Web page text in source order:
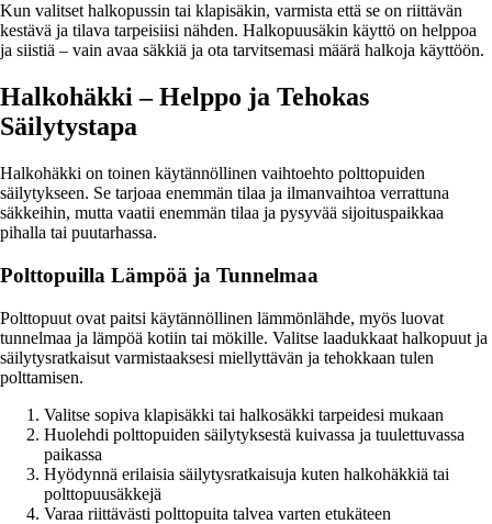
Kun valitset halkopussin tai klapisäkin, varmista että se on riittävän
kestävä ja tilava tarpeisiisi nähden. Halkopuusäkin käyttö on helppoa
ja siistiä – vain avaa säkkiä ja ota tarvitsemasi määrä halkoja käyttöön.
Halkohäkki – Helppo ja Tehokas
Säilytystapa
Halkohäkki on toinen käytännöllinen vaihtoehto polttopuiden
säilytykseen. Se tarjoaa enemmän tilaa ja ilmanvaihtoa verrattuna
säkkeihin, mutta vaatii enemmän tilaa ja pysyvää sijoituspaikkaa
pihalla tai puutarhassa.
Polttopuilla Lämpöä ja Tunnelmaa
Polttopuut ovat paitsi käytännöllinen lämmönlähde, myös luovat
tunnelmaa ja lämpöä kotiin tai mökille. Valitse laadukkaat halkopuut ja
säilytysratkaisut varmistaaksesi miellyttävän ja tehokkaan tulen
polttamisen.
Valitse sopiva klapisäkki tai halkosäkki tarpeidesi mukaan
Huolehdi polttopuiden säilytyksestä kuivassa ja tuulettuvassa
paikassa
Hyödynnä erilaisia säilytysratkaisuja kuten halkohäkkiä tai
polttopuusäkkejä
Varaa riittävästi polttopuita talvea varten etukäteen